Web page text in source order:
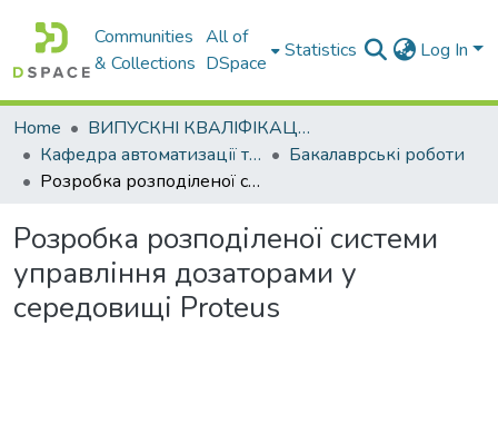
Communities
& Collections
All of
DSpace
Statistics Log In
Home
ВИПУСКНІ КВАЛІФІКАЦІЙНІ РОБОТИ
Кафедра автоматизації та комп’ютерно-інтегрованих технологій
Бакалаврські роботи
Розробка розподіленої системи управління дозаторами у середовищі Proteus
Розробка розподіленої системи
управління дозаторами у
середовищі Proteus